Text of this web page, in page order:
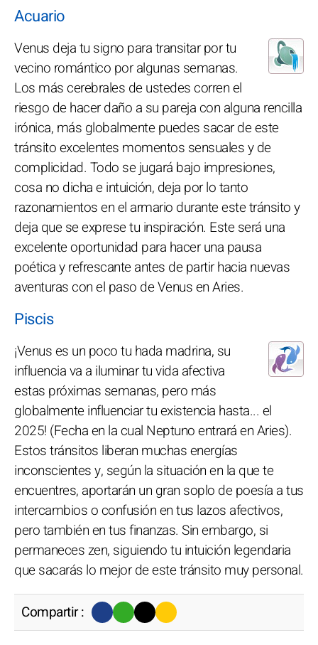
Acuario
Venus deja tu signo para transitar por tu
vecino romántico por algunas semanas.
Los más cerebrales de ustedes corren el
riesgo de hacer daño a su pareja con alguna rencilla
irónica, más globalmente puedes sacar de este
tránsito excelentes momentos sensuales y de
complicidad. Todo se jugará bajo impresiones,
cosa no dicha e intuición, deja por lo tanto
razonamientos en el armario durante este tránsito y
deja que se exprese tu inspiración. Este será una
excelente oportunidad para hacer una pausa
poética y refrescante antes de partir hacia nuevas
aventuras con el paso de Venus en Aries.
Piscis
¡Venus es un poco tu hada madrina, su
influencia va a iluminar tu vida afectiva
estas próximas semanas, pero más
globalmente influenciar tu existencia hasta... el
2025! (Fecha en la cual Neptuno entrará en Aries).
Estos tránsitos liberan muchas energías
inconscientes y, según la situación en la que te
encuentres, aportarán un gran soplo de poesía a tus
intercambios o confusión en tus lazos afectivos,
pero también en tus finanzas. Sin embargo, si
permaneces zen, siguiendo tu intuición legendaria
que sacarás lo mejor de este tránsito muy personal.
Compartir :